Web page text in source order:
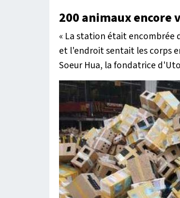
200 animaux encore
« La station était encombrée
et l'endroit sentait les corps
Soeur Hua, la fondatrice